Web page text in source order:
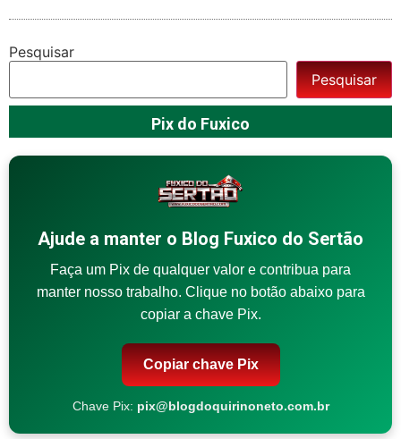
Pesquisar
Pesquisar
Pix do Fuxico
Ajude a manter o Blog Fuxico do Sertão
Faça um Pix de qualquer valor e contribua para
manter nosso trabalho. Clique no botão abaixo para
copiar a chave Pix.
Copiar chave Pix
Chave Pix: pix@blogdoquirinoneto.com.br